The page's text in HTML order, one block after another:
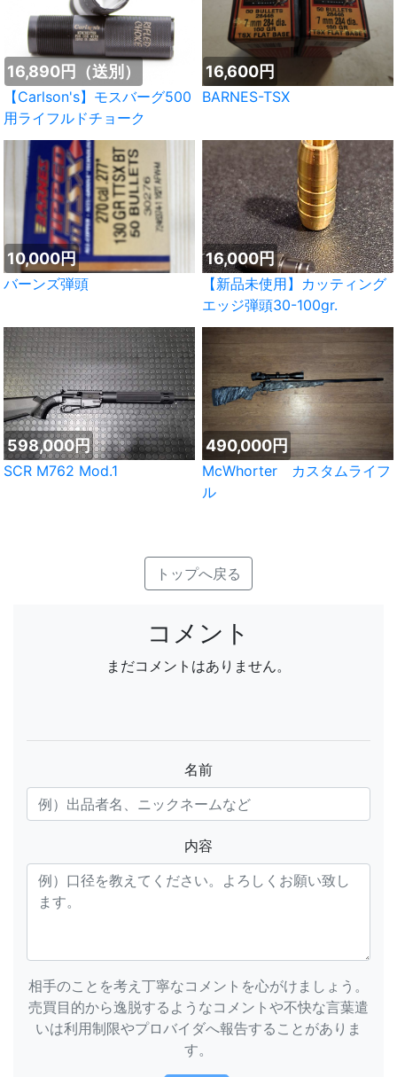
16,890円（送別）
【Carlson's】モスバーグ500
用ライフルドチョーク
16,600円
BARNES-TSX
10,000円
バーンズ弾頭
16,000円
【新品未使用】カッティング
エッジ弾頭30-100gr.
598,000円
SCR M762 Mod.1
490,000円
McWhorter カスタムライフ
ル
トップへ戻る
コメント
まだコメントはありません。
名前
内容
相手のことを考え丁寧なコメントを心がけましょう。
売買目的から逸脱するようなコメントや不快な言葉遣
いは利用制限やプロバイダへ報告することがありま
す。